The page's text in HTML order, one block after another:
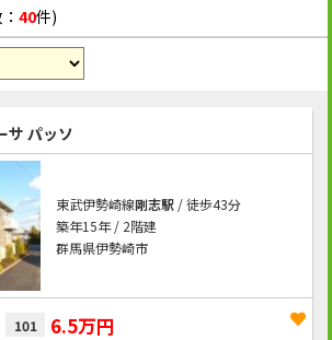
40件)
サ パッソ
東武伊勢崎線剛志駅/ 徒歩43分
築年15年 / 2階建
群馬県伊勢崎市
101 6.5万円